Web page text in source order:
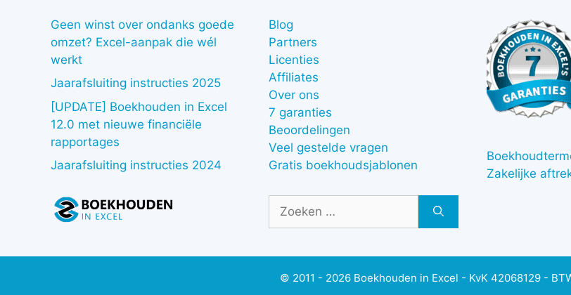
Geen winst over ondanks goede
omzet? Excel-aanpak die wél
werkt
Jaarafsluiting instructies 2025
[UPDATE] Boekhouden in Excel
12.0 met nieuwe financiële
rapportages
Jaarafsluiting instructies 2024
Blog
Partners
Licenties
Affiliates
Over ons
7 garanties
Beoordelingen
Veel gestelde vragen
Gratis boekhoudsjablonen
naar:
Zakelijke
© 2011 - 2026 Boekhouden in Excel - KvK 42068129 -